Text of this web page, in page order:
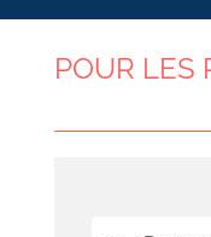
POUR LES